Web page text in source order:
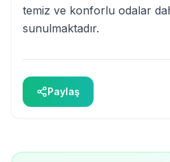
temiz ve konforlu odalar
sunulmaktadır.
Paylaş